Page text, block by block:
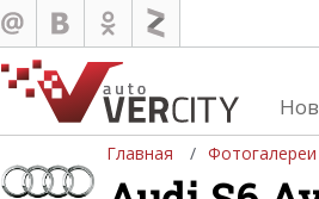
Главная Фотогалереи
Автомобили